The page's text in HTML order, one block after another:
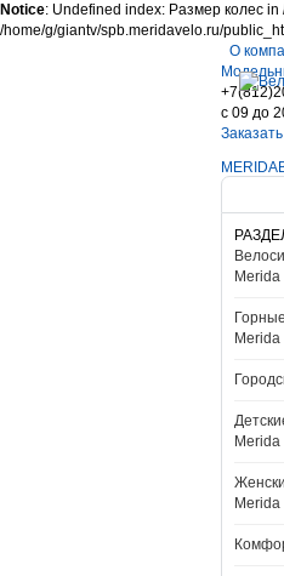
Notice: Undefined index: Размер колес in
/home/g/giantv/spb.meridavelo.ru/
О
c 09 до
MERIDA
Merida
Merida
Merida
Merida